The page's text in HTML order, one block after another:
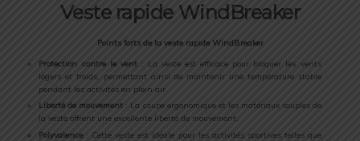
Veste rapide WindBreaker
Points forts de la veste rapide WindBreaker
Protection contre le vent: La veste est efficace pour bloquer les vents
légers et froids, permettant ainsi de maintenir une température stable
pendant les activités en plein air.
Liberté de mouvement : La coupe ergonomique et les matériaux souples de
la veste offrent une excellente liberté de mouvement.
Polyvalence : Cette veste est idéale pour les activités sportives telles que